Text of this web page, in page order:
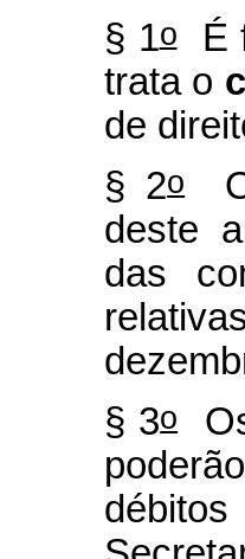
§ 1oÉ
trata o
de
§ 2o
deste
das
§ 3oOs